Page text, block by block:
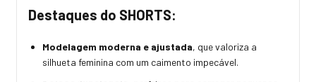
Destaques do SHORTS:
Modelagem moderna e ajustada, que valoriza a
silhueta feminina com um caimento impecável.